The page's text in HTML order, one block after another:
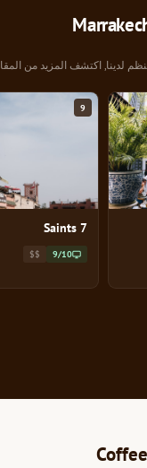
لدينا, اكتشف المزيد من
9
7 Saints
9/10
$$